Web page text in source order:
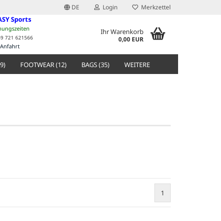
DE Login Merkzettel
Sports
721 621566
Anfahrt
Ihr Warenkorb
0,00 EUR
FOOTWEAR (12) BAGS (35) WEITERE
1